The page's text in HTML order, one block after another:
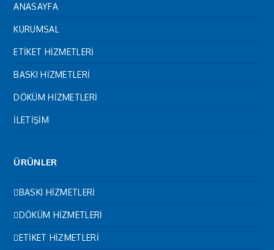
ANASAYFA
KURUMSAL
ETİKET HİZMETLERİ
BASKI HİZMETLERİ
DÖKÜM HİZMETLERİ
İLETİŞİM
ÜRÜNLER
BASKI HİZMETLERİ
DÖKÜM HİZMETLERİ
ETİKET HİZMETLERİ